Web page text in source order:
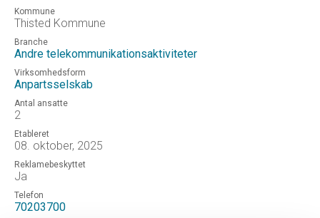
Kommune
Thisted Kommune
Branche
Andre telekommunikationsaktiviteter
Virksomhedsform
Anpartsselskab
Antal ansatte
2
Etableret
08. oktober, 2025
Reklamebeskyttet
Ja
Telefon
70203700